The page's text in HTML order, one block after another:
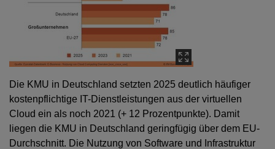
Die KMU in Deutschland setzten 2025 deutlich häufiger
kostenpflichtige IT-Dienstleistungen aus der virtuellen
Cloud ein als noch 2021 (+ 12 Prozentpunkte). Damit
liegen die KMU in Deutschland geringfügig über dem EU-
Durchschnitt. Die Nutzung von Software und Infrastruktur